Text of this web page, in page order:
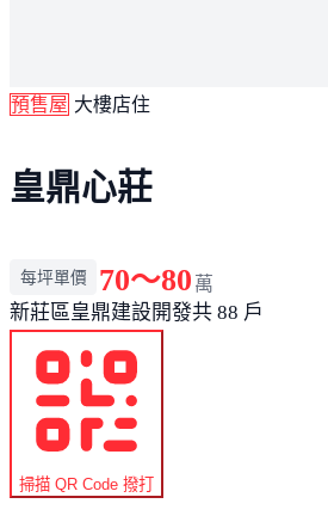
預售屋 大樓店住
皇鼎心莊
每坪單價 70～80 萬
新莊區皇鼎建設開發共 88 戶
掃描 QR Code 撥打